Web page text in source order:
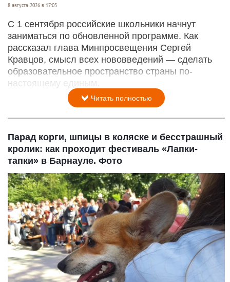
8 августа 2026 в 17:05
С 1 сентября российские школьники начнут
заниматься по обновленной программе. Как
рассказал глава Минпросвещения Сергей
Кравцов, смысл всех нововведений — сделать
образовательное пространство страны по-
настоящему единым.
Читать полностью
Парад корги, шпицы в коляске и бесстрашный
кролик: как проходит фестиваль «Лапки-
тапки» в Барнауле. Фото